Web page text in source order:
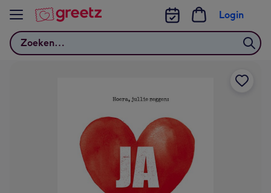
Bekijk meer
Zoeken
Login